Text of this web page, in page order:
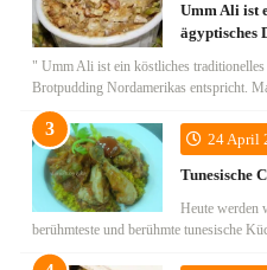
Umm Ali ist
ägyptisches
" Umm Ali ist ein köstliches traditionelles
Brotpudding Nordamerikas entspricht.
24 April
Tunesische
Heute werden
berühmteste und berühmte tunesische